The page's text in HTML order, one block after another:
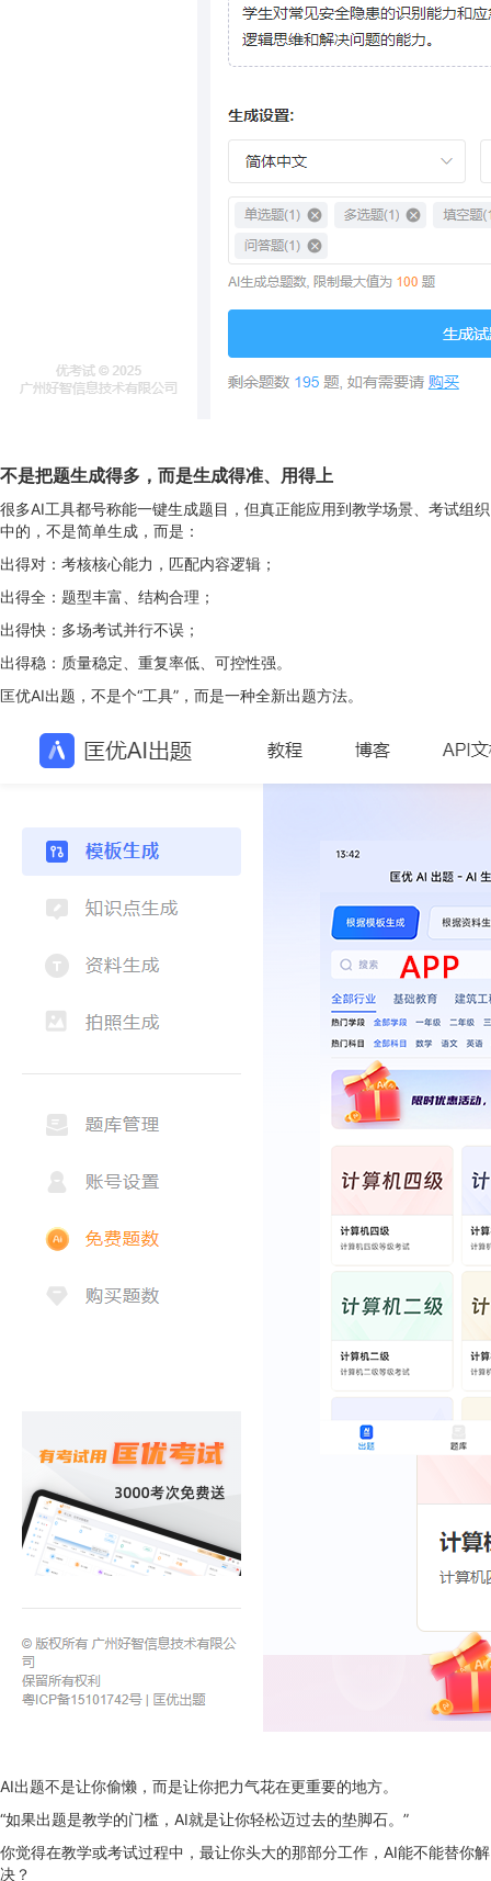
不是把题生成得多，而是生成得准、用得上
很多AI工具都号称能一键生成题目，但真正能应用到教学场景、考试组织
中的，不是简单生成，而是：
出得对：考核核心能力，匹配内容逻辑；
出得全：题型丰富、结构合理；
出得快：多场考试并行不误；
出得稳：质量稳定、重复率低、可控性强。
匡优AI出题，不是个“工具”，而是一种全新出题方法。
AI出题不是让你偷懒，而是让你把力气花在更重要的地方。
“如果出题是教学的门槛，AI就是让你轻松迈过去的垫脚石。”
你觉得在教学或考试过程中，最让你头大的那部分工作，AI能不能替你解
决？